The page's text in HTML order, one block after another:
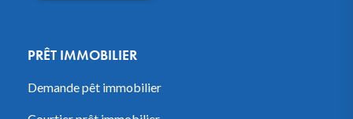
PRÊT IMMOBILIER
Demande pêt immobilier